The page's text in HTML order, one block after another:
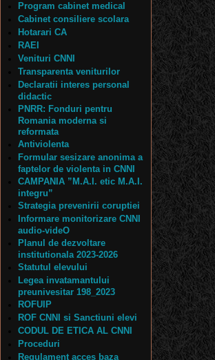
Program cabinet medical
Cabinet consiliere scolara
Hotarari CA
RAEI
Venituri CNNI
Transparenta veniturilor
Declaratii interes personal
didactic
PNRR: Fonduri pentru
Romania moderna si
reformata
Antiviolenta
Formular sesizare anonima a
faptelor de violenta in CNNI
CAMPANIA ”M.A.I. etic M.A.I.
integru”
Strategia prevenirii coruptiei
Informare monitorizare CNNI
audio-videO
Planul de dezvoltare
institutionala 2023-2026
Statutul elevului
Legea invatamantului
preunivesitar 198_2023
ROFUIP
ROF CNNI si Sanctiuni elevi
CODUL DE ETICA AL CNNI
Proceduri
Regulament acces baza